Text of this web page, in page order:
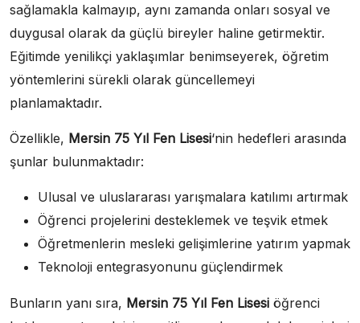
sağlamakla kalmayıp, aynı zamanda onları sosyal ve
duygusal olarak da güçlü bireyler haline getirmektir.
Eğitimde yenilikçi yaklaşımlar benimseyerek, öğretim
yöntemlerini sürekli olarak güncellemeyi
planlamaktadır.
Özellikle, Mersin 75 Yıl Fen Lisesi‘nin hedefleri arasında
şunlar bulunmaktadır:
Ulusal ve uluslararası yarışmalara katılımı artırmak
Öğrenci projelerini desteklemek ve teşvik etmek
Öğretmenlerin mesleki gelişimlerine yatırım yapmak
Teknoloji entegrasyonunu güçlendirmek
Bunların yanı sıra, Mersin 75 Yıl Fen Lisesi öğrenci